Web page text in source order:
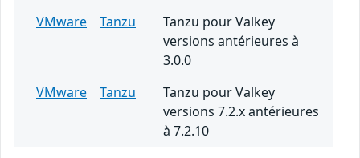
VMware
Tanzu
Tanzu pour Valkey
versions antérieures à
3.0.0
VMware
Tanzu
Tanzu pour Valkey
versions 7.2.x antérieures
à 7.2.10